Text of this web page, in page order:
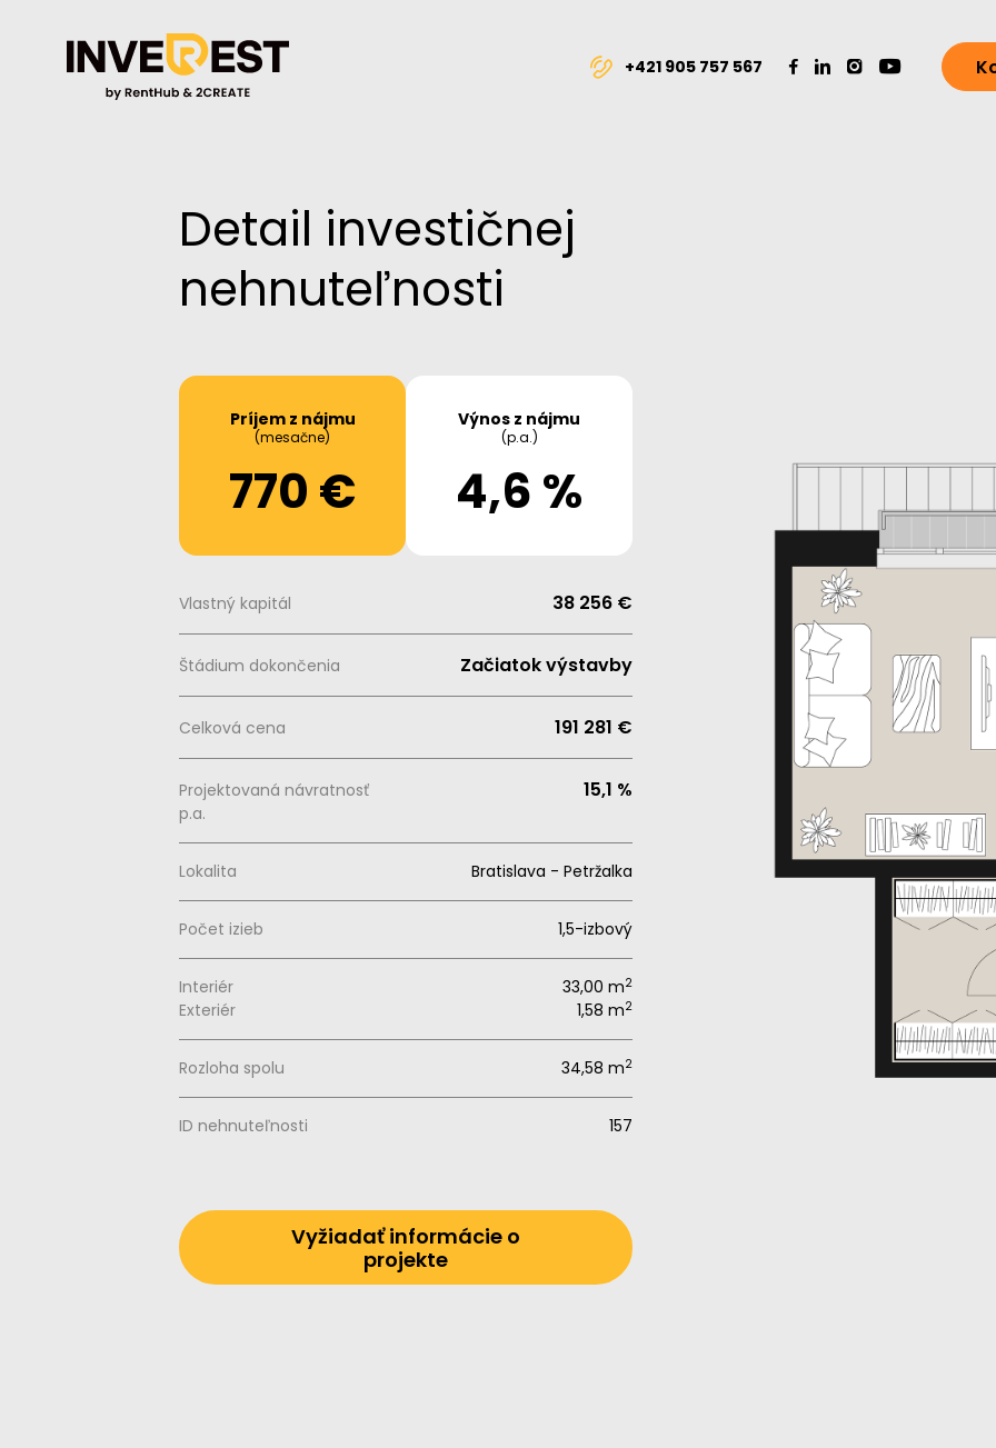
+421 905 757 567
Detail investičnej
nehnuteľnosti
Príjem z nájmu
(mesačne)
770 €
Výnos z nájmu
(p.a.)
4,6 %
Vlastný kapitál 38 256 €
Štádium dokončenia Začiatok výstavby
Celková cena 191 281 €
Projektovaná návratnosť
p.a.
15,1 %
Lokalita Bratislava - Petržalka
Počet izieb 1,5-izbový
Interiér 33,00 m2
Exteriér 1,58 m2
Rozloha spolu 34,58 m2
ID nehnuteľnosti 157
Vyžiadať informácie o
projekte